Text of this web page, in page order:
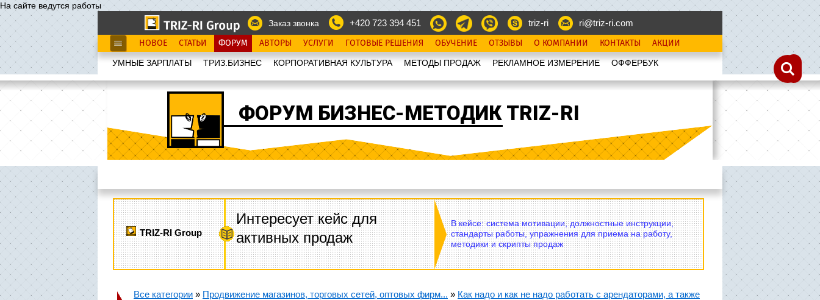
На сайте ведутся работы
Заказ звонка
+420 723 394 451 triz-ri ri@triz-ri.com
НОВОЕ СТАТЬИ ФОРУМ АВТОРЫ УСЛУГИ ГОТОВЫЕ РЕШЕНИЯ ОБУЧЕНИЕ ОТЗЫВЫ О КОМПАНИИ КОНТАКТЫ АКЦИИ
УМНЫЕ ЗАРПЛАТЫ ТРИЗ.БИЗНЕС КОРПОРАТИВНАЯ КУЛЬТУРА МЕТОДЫ ПРОДАЖ РЕКЛАМНОЕ ИЗМЕРЕНИЕ OФФЕРБУК
ФОРУМ БИЗНЕС-МЕТОДИК TRIZ-RI
TRIZ-RI Group
Интересует кейс для
активных продаж
В кейсе: система мотивации, должностные инструкции,
стандарты работы, упражнения для приема на работу,
методики и скрипты продаж
Все категории » Продвижение магазинов, торговых сетей, оптовых фирм... » Как надо и как не надо работать с арендаторами, а также